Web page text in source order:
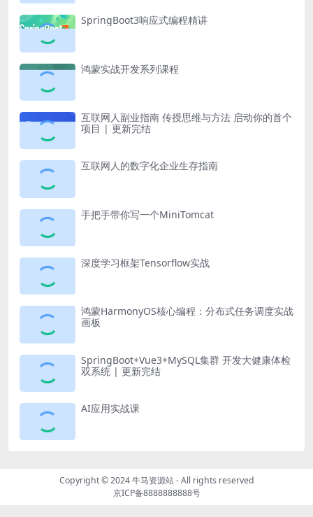
SpringBoot3响应式编程精讲
鸿蒙实战开发系列课程
互联网人副业指南 传授思维与方法 启动你的首个
项目 | 更新完结
互联网人的数字化企业生存指南
手把手带你写一个MiniTomcat
深度学习框架Tensorflow实战
鸿蒙HarmonyOS核心编程：分布式任务调度实战
画板
SpringBoot+Vue3+MySQL集群 开发大健康体检
双系统 | 更新完结
AI应用实战课
Copyright © 2024牛马资源站- All rights reserved
京ICP备8888888888号